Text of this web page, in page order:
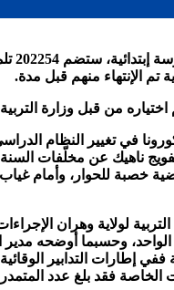
قبل وزارة التربية الوطنية
في تغيير النظام
نظام التفويج ناهيك عن
للحوار، وأمام غياب
الدراسة عبر المؤسسات التربوية لولاية
398099 تلميذ موزعين على 11805 فوج تربوي
و123.023 بالطور الثانوي. وعن نظام